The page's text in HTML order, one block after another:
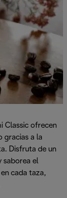
Classic ofrecen
gracias a la
Disfruta de un
saborea el
cada taza,